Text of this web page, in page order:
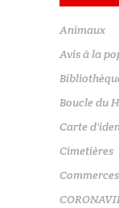
Animaux
Avis à la
Boucle du
Carte
Cimetières
Commerces